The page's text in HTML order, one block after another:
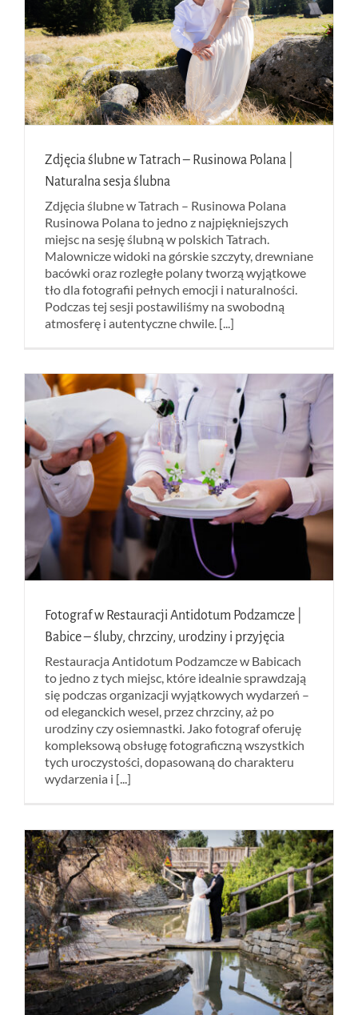
Zdjęcia ślubne w Tatrach – Rusinowa Polana |
Naturalna sesja ślubna
Zdjęcia ślubne w Tatrach – Rusinowa Polana
Rusinowa Polana to jedno z najpiękniejszych
miejsc na sesję ślubną w polskich Tatrach.
Malownicze widoki na górskie szczyty, drewniane
bacówki oraz rozległe polany tworzą wyjątkowe
tło dla fotografii pełnych emocji i naturalności.
Podczas tej sesji postawiliśmy na swobodną
atmosferę i autentyczne chwile. [...]
Fotograf w Restauracji Antidotum Podzamcze |
Babice – śluby, chrzciny, urodziny i przyjęcia
Restauracja Antidotum Podzamcze w Babicach
to jedno z tych miejsc, które idealnie sprawdzają
się podczas organizacji wyjątkowych wydarzeń –
od eleganckich wesel, przez chrzciny, aż po
urodziny czy osiemnastki. Jako fotograf oferuję
kompleksową obsługę fotograficzną wszystkich
tych uroczystości, dopasowaną do charakteru
wydarzenia i [...]